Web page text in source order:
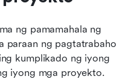
ng pamamahala ng
paraan ng pagtatrabaho
kumplikado ng iyong
iyong mga proyekto.